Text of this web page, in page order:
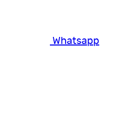
Whatsapp